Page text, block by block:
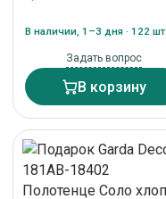
хлопок белое 70*140
В наличии, 1–3 дня · 122 шт.
Задать вопрос
В корзину